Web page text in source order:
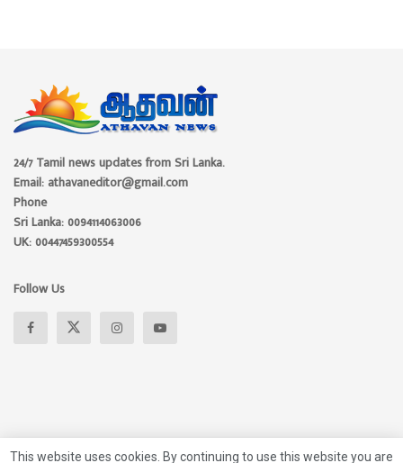
24/7 Tamil news updates from Sri Lanka.
Email: athavaneditor@gmail.com
Phone
Sri Lanka: 0094114063006
UK: 00447459300554
Follow Us
This website uses cookies. By continuing to use this website you are